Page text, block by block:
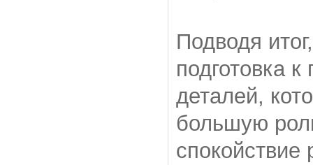
Подводя
подготовка
деталей,
большую